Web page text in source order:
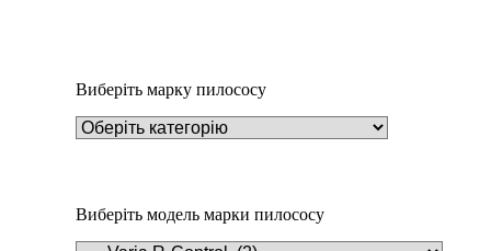
Виберіть марку пилососу
Виберіть модель марки пилососу